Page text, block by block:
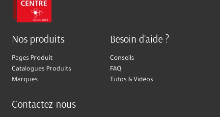
Nos produits
Pages Produit
Catalogues Produits
Marques
Besoin d'aide ?
Conseils
FAQ
Tutos & Vidéos
Contactez-nous